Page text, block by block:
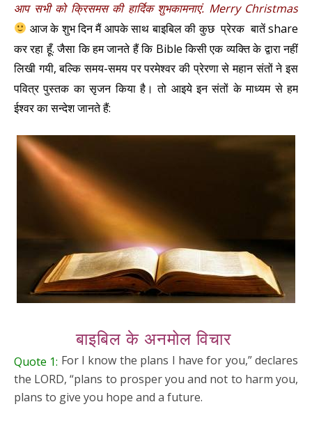
आप सभी को क्रिसमस की हार्दिक शुभकामनाएं. Merry Christmas
आज के शुभ दिन मैं आपके साथ बाइबिल की कुछ प्रेरक बातें share
कर रहा हूँ. जैसा कि हम जानते हैं कि Bible किसी एक व्यक्ति के द्वारा नहीं
लिखी गयी, बल्कि समय-समय पर परमेश्वर की प्रेरणा से महान संतों ने इस
पवित्र पुस्तक का सृजन किया है। तो आइये इन संतों के माध्यम से हम
ईश्वर का सन्देश जानते हैं:
बाइबिल के अनमोल विचार
Quote 1: For I know the plans I have for you,” declares
the LORD, “plans to prosper you and not to harm you,
plans to give you hope and a future.